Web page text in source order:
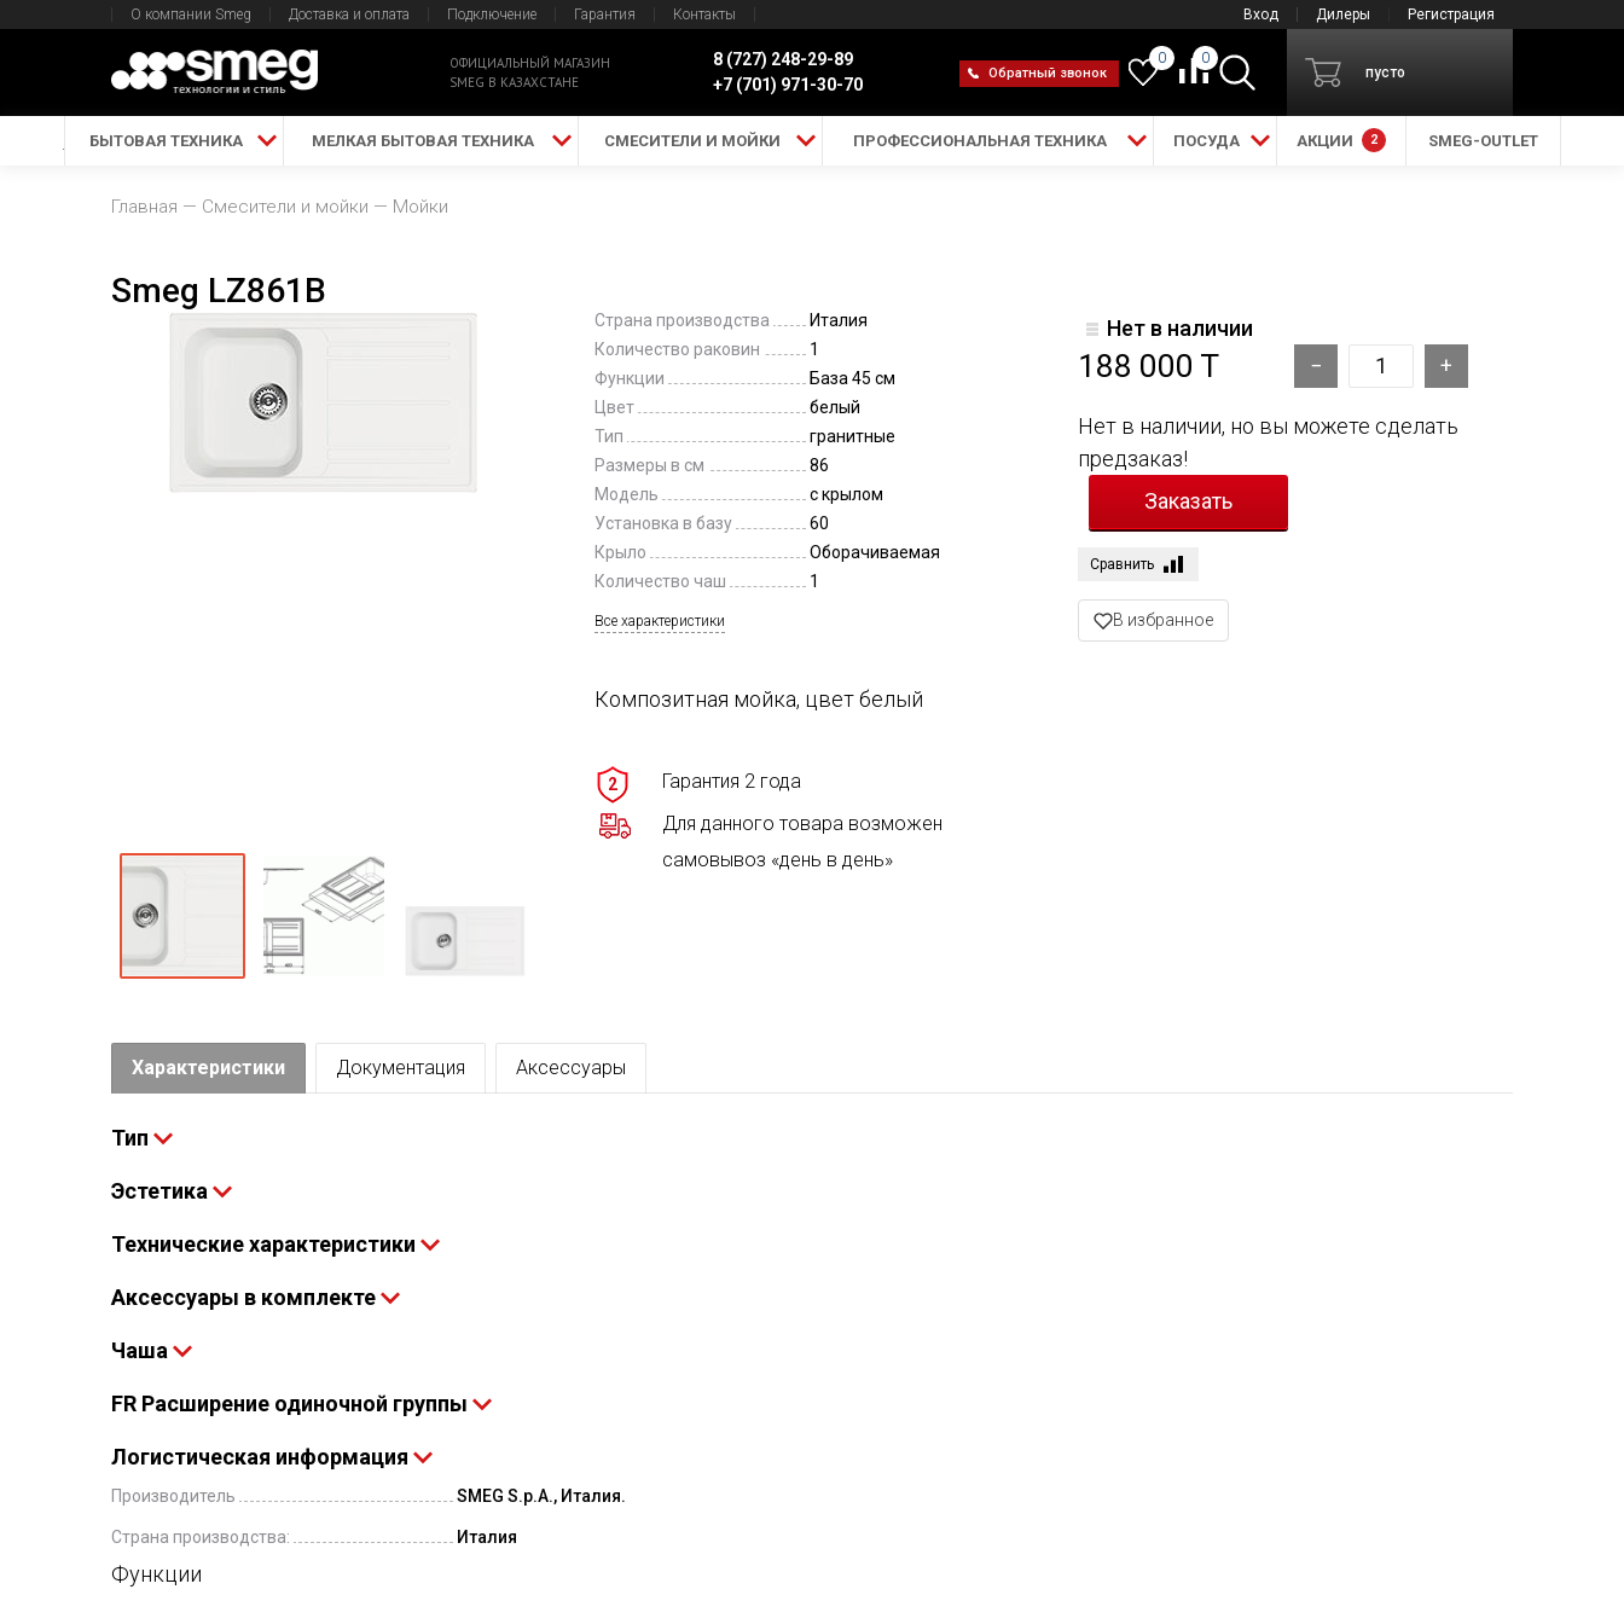
Вход Дилеры Регистрация
О компании Smeg Доставка и оплата Подключение Гарантия Контакты
ОФИЦИАЛЬНЫЙ МАГАЗИН
SMEG В КАЗАХСТАНЕ
8 (727) 248-29-89
+7 (701) 971-30-70
Обратный звонок
0
0
пусто
БЫТОВАЯ ТЕХНИКА МЕЛКАЯ БЫТОВАЯ ТЕХНИКА СМЕСИТЕЛИ И МОЙКИ ПРОФЕССИОНАЛЬНАЯ ТЕХНИКА ПОСУДА АКЦИИ 2 SMEG-OUTLET
Главная Смесители и мойки Мойки
Smeg LZ861B
Страна производства
Италия
Количество раковин
1
Функции
База 45 см
Цвет
белый
Тип
гранитные
Размеры в см
86
Модель
с крылом
Установка в базу
60
Крыло
Оборачиваемая
Количество чаш
1
Все характеристики
Композитная мойка, цвет белый
2
Гарантия 2 года
Для данного товара возможен
самовывоз «день в день»
Нет в наличии
188 000 T
Нет в наличии, но вы можете сделать
предзаказ!
Сравнить
В избранное
Характеристики Документация Аксессуары
Тип
Эстетика
Технические характеристики
Аксессуары в комплекте
Чаша
FR Расширение одиночной группы
Логистическая информация
Производитель SMEG S.p.A., Италия.
Страна производства: Италия
Функции